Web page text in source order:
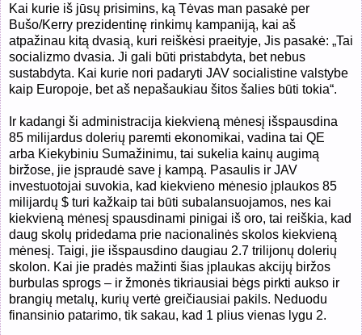
Kai kurie iš jūsų prisimins, ką Tėvas man pasakė per
Bušo/Kerry prezidentinę rinkimų kampaniją, kai aš
atpažinau kitą dvasią, kuri reiškėsi praeityje, Jis pasakė: „Tai
socializmo dvasia. Ji gali būti pristabdyta, bet nebus
sustabdyta. Kai kurie nori padaryti JAV socialistine valstybe
kaip Europoje, bet aš nepašaukiau šitos šalies būti tokia“.
Ir kadangi ši administracija kiekvieną mėnesį išspausdina
85 milijardus dolerių paremti ekonomikai, vadina tai QE
arba Kiekybiniu Sumažinimu, tai sukelia kainų augimą
biržose, jie įspraudė save į kampą. Pasaulis ir JAV
investuotojai suvokia, kad kiekvieno mėnesio įplaukos 85
milijardų $ turi kažkaip tai būti subalansuojamos, nes kai
kiekvieną mėnesį spausdinami pinigai iš oro, tai reiškia, kad
daug skolų pridedama prie nacionalinės skolos kiekvieną
mėnesį. Taigi, jie išspausdino daugiau 2.7 trilijonų dolerių
skolon. Kai jie pradės mažinti šias įplaukas akcijų biržos
burbulas sprogs – ir žmonės tikriausiai bėgs pirkti aukso ir
brangių metalų, kurių vertė greičiausiai pakils. Neduodu
finansinio patarimo, tik sakau, kad 1 plius vienas lygu 2.